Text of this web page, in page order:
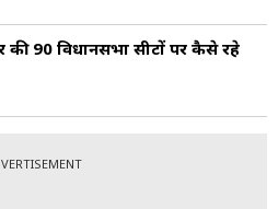
की 90 विधानसभा सीटों पर कैसे रहे